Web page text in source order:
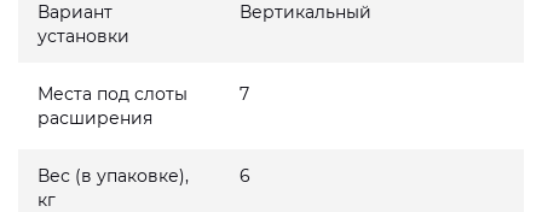
Вариант
установки
Вертикальный
Места под слоты
расширения
7
Вес (в упаковке),
кг
6